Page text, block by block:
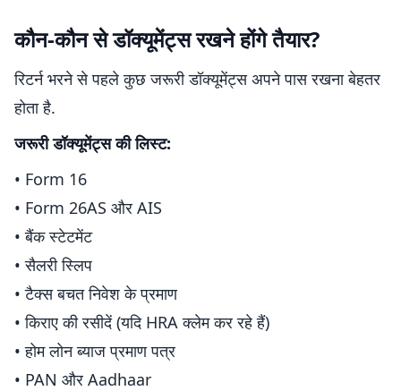
कौन-कौन से डॉक्यूमेंट्स रखने होंगे तैयार?
रिटर्न भरने से पहले कुछ जरूरी डॉक्यूमेंट्स अपने पास रखना बेहतर
होता है.
जरूरी डॉक्यूमेंट्स की लिस्ट:
• Form 16
• Form 26AS और AIS
• बैंक स्टेटमेंट
• सैलरी स्लिप
• टैक्स बचत निवेश के प्रमाण
• किराए की रसीदें (यदि HRA क्लेम कर रहे हैं)
• होम लोन ब्याज प्रमाण पत्र
• PAN और Aadhaar